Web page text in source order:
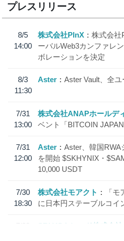
プレスリリース
8/5
14:00
株式会社PlnX
株式会社
ーバルWeb3カンファレ
ボレーションを決定
8/3
11:30
Aster Aster Vault、全
7/31
13:00
株式会社ANAPホールデ
ベント「BITCOIN
7/31
12:00
Aster
Aster、韓国RWA
を開始 $SKHYNIX・
10,000 USDT
7/30
18:30
株式会社モアクト
「
に日本円ステーブルコイ
7/29
SBI VCトレード株式会社